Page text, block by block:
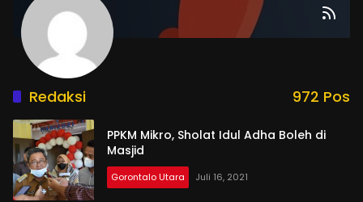
Redaksi 972 Pos
PPKM Mikro, Sholat Idul Adha Boleh di
Masjid
Gorontalo Utara Juli 16, 2021